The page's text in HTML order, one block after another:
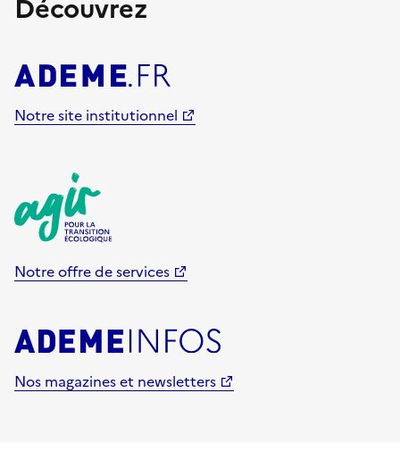
Découvrez
Notre site institutionnel
Notre offre de services
Nos magazines et newsletters